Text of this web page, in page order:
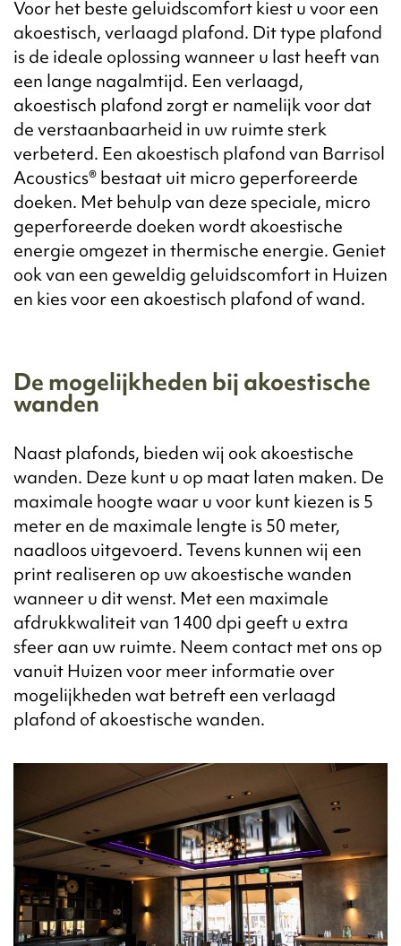
Voor het beste geluidscomfort kiest u voor een
akoestisch, verlaagd plafond. Dit type plafond
is de ideale oplossing wanneer u last heeft van
een lange nagalmtijd. Een verlaagd,
akoestisch plafond zorgt er namelijk voor dat
de verstaanbaarheid in uw ruimte sterk
verbeterd. Een akoestisch plafond van Barrisol
Acoustics® bestaat uit micro geperforeerde
doeken. Met behulp van deze speciale, micro
geperforeerde doeken wordt akoestische
energie omgezet in thermische energie. Geniet
ook van een geweldig geluidscomfort in Huizen
en kies voor een akoestisch plafond of wand.
De mogelijkheden bij akoestische
wanden
Naast plafonds, bieden wij ook akoestische
wanden. Deze kunt u op maat laten maken. De
maximale hoogte waar u voor kunt kiezen is 5
meter en de maximale lengte is 50 meter,
naadloos uitgevoerd. Tevens kunnen wij een
print realiseren op uw akoestische wanden
wanneer u dit wenst. Met een maximale
afdrukkwaliteit van 1400 dpi geeft u extra
sfeer aan uw ruimte. Neem contact met ons op
vanuit Huizen voor meer informatie over
mogelijkheden wat betreft een verlaagd
plafond of akoestische wanden.